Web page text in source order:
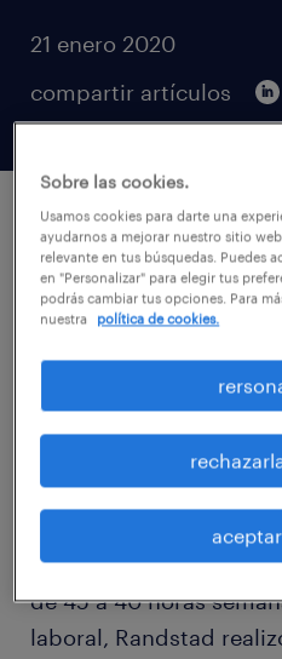
21 enero 2020
compartir artículos
A propósito del
de 45 a 40 horas
laboral, Randstad
Sobre las cookies.
Usamos cookies para darte una
ayudarnos a mejorar nuestro sitio
relevante en tus búsquedas. Puedes
en "Personalizar" para elegir tus
podrás cambiar tus opciones. Para
nuestra
política de cookies.